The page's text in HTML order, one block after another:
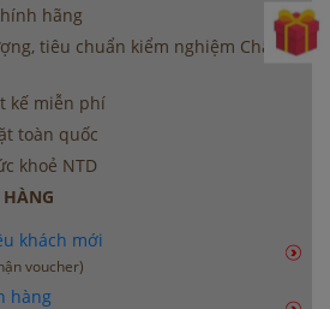
hãng
tiêu chuẩn kiểm nghiệm Châu
kế miễn phí
toàn quốc
khoẻ NTD
khách mới
voucher)
hàng